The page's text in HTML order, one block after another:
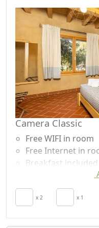
Draps
Camera Classic
Free WIFI in room
Free Internet in
Breakfast included
Crib
Mini-bar disponible
économiser de
x 2 x 1